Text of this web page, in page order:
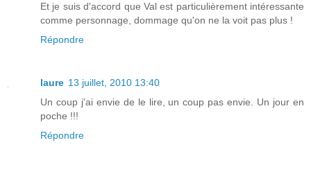
Et je suis d'accord que Val est particulièrement intéressante
comme personnage, dommage qu'on ne la voit pas plus !
Répondre
laure 13 juillet, 2010 13:40
Un coup j'ai envie de le lire, un coup pas envie. Un jour en
poche !!!
Répondre